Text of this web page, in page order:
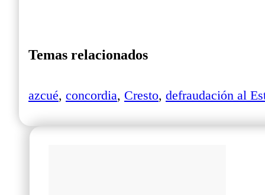
Temas relacionados
azcué, concordia, Cresto, defraudación al